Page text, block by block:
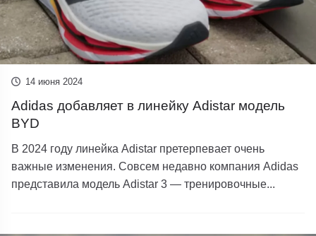
14 июня 2024
Adidas добавляет в линейку Adistar модель
BYD
В 2024 году линейка Adistar претерпевает очень
важные изменения. Совсем недавно компания Adidas
представила модель Adistar 3 — тренировочные...